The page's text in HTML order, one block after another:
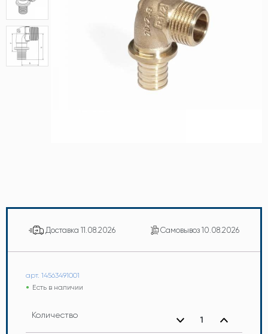
Доставка 11.08.2026 Самовывоз 10.08.2026
арт. 14563491001
Есть в наличии
Количество